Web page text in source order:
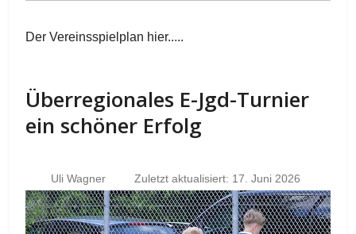
Der Vereinsspielplan hier.....
Überregionales E-Jgd-Turnier
ein schöner Erfolg
Uli Wagner Zuletzt aktualisiert: 17. Juni 2026